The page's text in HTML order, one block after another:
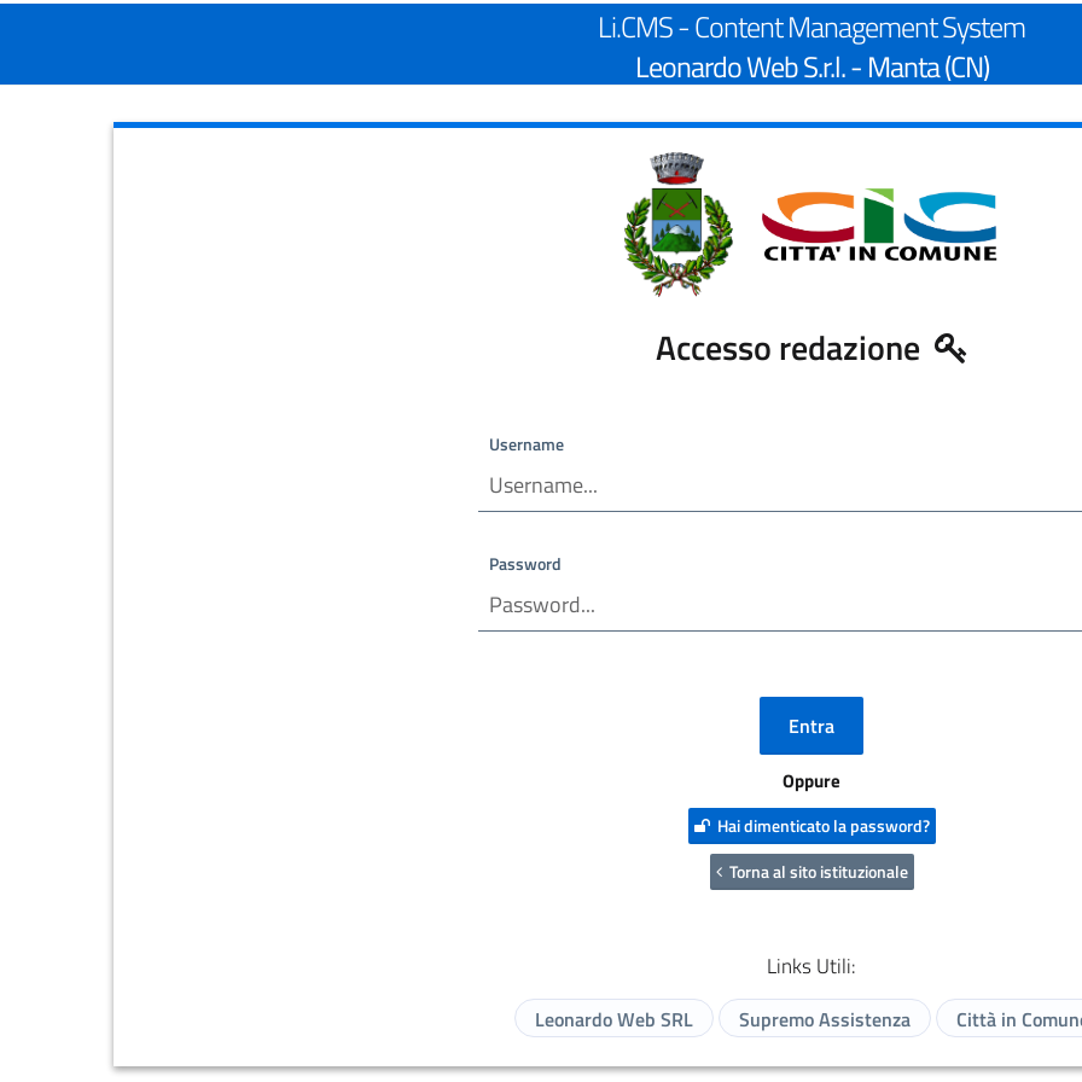
Li.CMS - Content Management System
Leonardo Web S.r.l. - Manta (CN)
Accesso redazione
Username
Password
Oppure
Hai dimenticato la password?
Torna al sito istituzionale
Links Utili:
Leonardo Web SRL Supremo Assistenza Città in